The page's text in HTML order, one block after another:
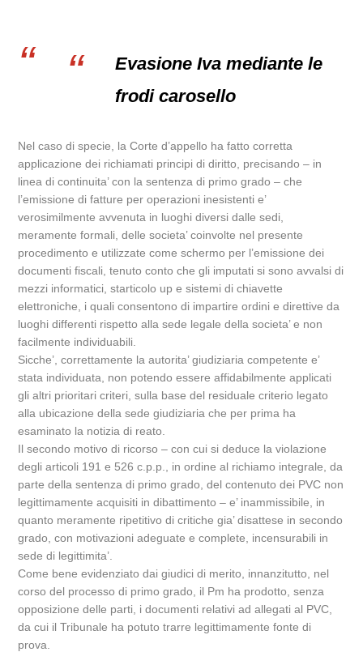
Evasione Iva mediante le
frodi carosello
Nel caso di specie, la Corte d’appello ha fatto corretta
applicazione dei richiamati principi di diritto, precisando – in
linea di continuita’ con la sentenza di primo grado – che
l’emissione di fatture per operazioni inesistenti e’
verosimilmente avvenuta in luoghi diversi dalle sedi,
meramente formali, delle societa’ coinvolte nel presente
procedimento e utilizzate come schermo per l’emissione dei
documenti fiscali, tenuto conto che gli imputati si sono avvalsi di
mezzi informatici, starticolo up e sistemi di chiavette
elettroniche, i quali consentono di impartire ordini e direttive da
luoghi differenti rispetto alla sede legale della societa’ e non
facilmente individuabili.
Sicche’, correttamente la autorita’ giudiziaria competente e’
stata individuata, non potendo essere affidabilmente applicati
gli altri prioritari criteri, sulla base del residuale criterio legato
alla ubicazione della sede giudiziaria che per prima ha
esaminato la notizia di reato.
Il secondo motivo di ricorso – con cui si deduce la violazione
degli articoli 191 e 526 c.p.p., in ordine al richiamo integrale, da
parte della sentenza di primo grado, del contenuto dei PVC non
legittimamente acquisiti in dibattimento – e’ inammissibile, in
quanto meramente ripetitivo di critiche gia’ disattese in secondo
grado, con motivazioni adeguate e complete, incensurabili in
sede di legittimita’.
Come bene evidenziato dai giudici di merito, innanzitutto, nel
corso del processo di primo grado, il Pm ha prodotto, senza
opposizione delle parti, i documenti relativi ad allegati al PVC,
da cui il Tribunale ha potuto trarre legittimamente fonte di
prova.